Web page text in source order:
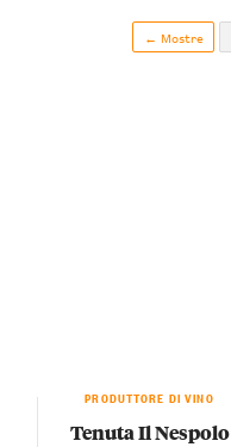
← Mostre
PRODUTTORE DI VINO
Tenuta Il Nespolo